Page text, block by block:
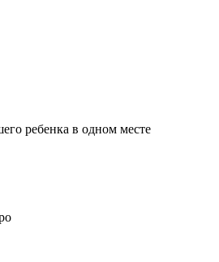
ребенка в одном месте